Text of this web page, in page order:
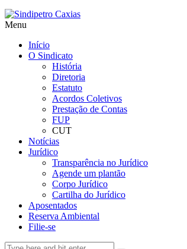
Menu
Início
O Sindicato
História
Diretoria
Estatuto
Acordos Coletivos
Prestação de Contas
FUP
CUT
Notícias
Jurídico
Transparência no Jurídico
Agende um plantão
Corpo Jurídico
Cartilha do Jurídico
Aposentados
Reserva Ambiental
Filie-se